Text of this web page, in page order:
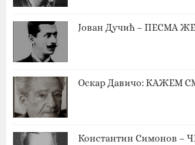
Јован Дучић – ПЕСМА
Оскар Давичо‎: КАЖЕМ
Константин Симонов –